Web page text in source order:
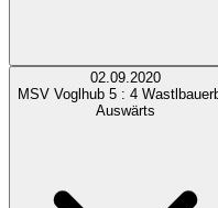
02.09.2020
MSV Voglhub 5 : 4
Auswärts